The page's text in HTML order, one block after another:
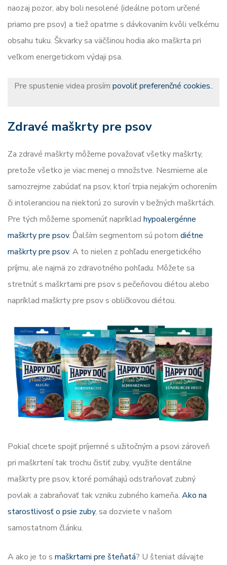
naozaj pozor, aby boli nesolené (ideálne potom určené
priamo pre psov) a tiež opatrne s dávkovaním kvôli veľkému
obsahu tuku. Škvarky sa väčšinou hodia ako maškrta pri
veľkom energetickom výdaji psa.
Pre spustenie videa prosím povoliť preferenčné cookies..
Zdravé maškrty pre psov
Za zdravé maškrty môžeme považovať všetky maškrty,
pretože všetko je viac menej o množstve. Nesmieme ale
samozrejme zabúdať na psov, ktorí trpia nejakým ochorením
či intoleranciou na niektorú zo surovín v bežných maškrtách.
Pre tých môžeme spomenúť napríklad hypoalergénne
maškrty pre psov. Ďalším segmentom sú potom diétne
maškrty pre psov. A to nielen z pohľadu energetického
príjmu, ale najmä zo zdravotného pohľadu. Môžete sa
stretnúť s maškrtami pre psov s pečeňovou diétou alebo
napríklad maškrty pre psov s obličkovou diétou.
Pokiaľ chcete spojiť príjemné s užitočným a psovi zároveň
pri maškrtení tak trochu čistiť zuby, využite dentálne
maškrty pre psov, ktoré pomáhajú odstraňovať zubný
povlak a zabraňovať tak vzniku zubného kameňa. Ako na
starostlivosť o psie zuby, sa dozviete v našom
samostatnom článku.
A ako je to s maškrtami pre šteňatá? U šteniat dávajte